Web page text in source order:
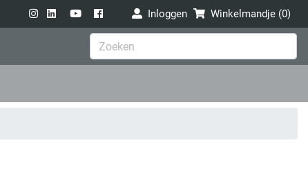
Inloggen Winkelmandje (0)